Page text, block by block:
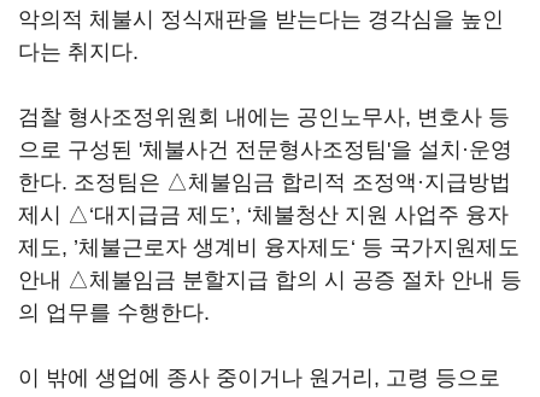
악의적 체불시 정식재판을 받는다는 경각심을 높인
다는 취지다.
검찰 형사조정위원회 내에는 공인노무사, 변호사 등
으로 구성된 '체불사건 전문형사조정팀'을 설치·운영
한다. 조정팀은 △체불임금 합리적 조정액·지급방법
제시 △‘대지급금 제도’, ‘체불청산 지원 사업주 융자
제도, ’체불근로자 생계비 융자제도‘ 등 국가지원제도
안내 △체불임금 분할지급 합의 시 공증 절차 안내 등
의 업무를 수행한다.
이 밖에 생업에 종사 중이거나 원거리, 고령 등으로